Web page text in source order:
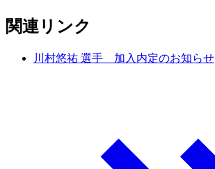
関連リンク
川村悠祐 選手 加入内定のお知らせ